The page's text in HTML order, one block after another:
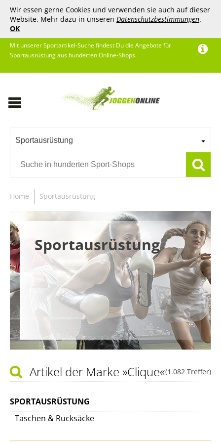
Wir essen gerne Cookies und verwenden sie auch auf dieser
Website. Mehr dazu in unseren Datenschutzbestimmungen.
OK
Mit unserer Sportartikel-Suche findest Du die Angebote für
Sportausrüstung aus hunderten Online-Shops.
Sportausrüstung
Home Sportausrüstung
Sportausrüstung
(1.082 Treffer)
Artikel der Marke »Clique«
SPORTAUSRÜSTUNG
Taschen & Rucksäcke